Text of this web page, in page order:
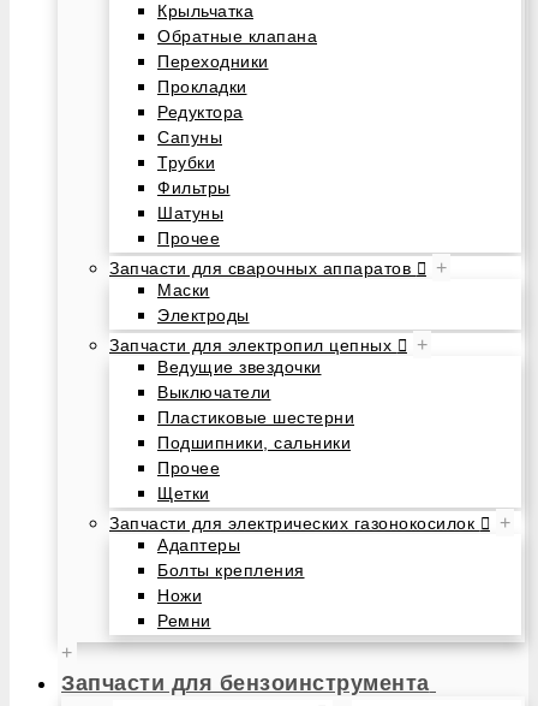
Крыльчатка
Обратные клапана
Переходники
Прокладки
Редуктора
Сапуны
Трубки
Фильтры
Шатуны
Прочее
Запчасти для сварочных аппаратов
+
Маски
Электроды
Запчасти для электропил цепных
+
Ведущие звездочки
Выключатели
Пластиковые шестерни
Подшипники, сальники
Прочее
Щетки
Запчасти для электрических газонокосилок
+
Адаптеры
Болты крепления
Ножи
Ремни
+
Запчасти для бензоинструмента